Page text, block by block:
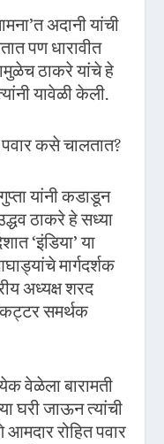
अदानी यांची
पण धारावीत
ठाकरे यांचे हे
यावेळी केली.
कसे चालतात?
यांनी कडाडून
ठाकरे हे सध्या
‘इंडिया’ या
मार्गदर्शक
अध्यक्ष शरद
कट्टर समर्थक
वेळेला बारामती
घरी जाऊन त्यांची
रोहित पवार